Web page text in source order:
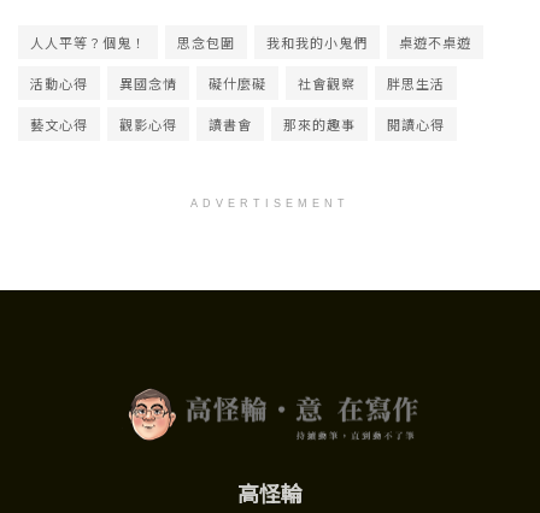
人人平等？個鬼！ 思念包圍 我和我的小鬼們 桌遊不桌遊
活動心得 異國念情 礙什麼礙 社會觀察 胖思生活
藝文心得 觀影心得 讀書會 那來的趣事 閱讀心得
ADVERTISEMENT
高怪輪